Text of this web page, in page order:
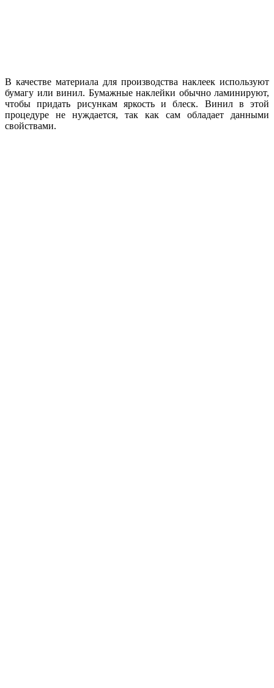
В качестве материала для производства наклеек используют
бумагу или винил. Бумажные наклейки обычно ламинируют,
чтобы придать рисункам яркость и блеск. Винил в этой
процедуре не нуждается, так как сам обладает данными
свойствами.